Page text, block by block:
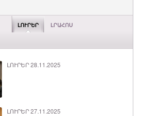
ԼՈՒՐԵՐ ԼՐԱՀՈՍ
ԼՈՒՐԵՐ 28.11.2025
ԼՈՒՐԵՐ 27.11.2025